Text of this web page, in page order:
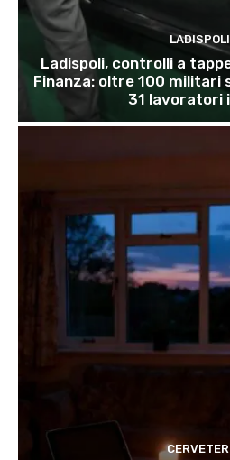
LADISPOLI
Ladispoli, controlli a
Finanza: oltre 100 militari
31 lavoratori